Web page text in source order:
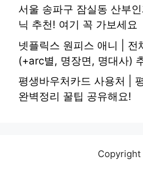
서울 송파구 잠실동 산부
닉 추천! 여기 꼭 가보세요
넷플릭스 원피스 애니 | 전
(+arc별, 명장면, 명대사)
평생바우처카드 사용처 |
완벽정리 꿀팁 공유해요!